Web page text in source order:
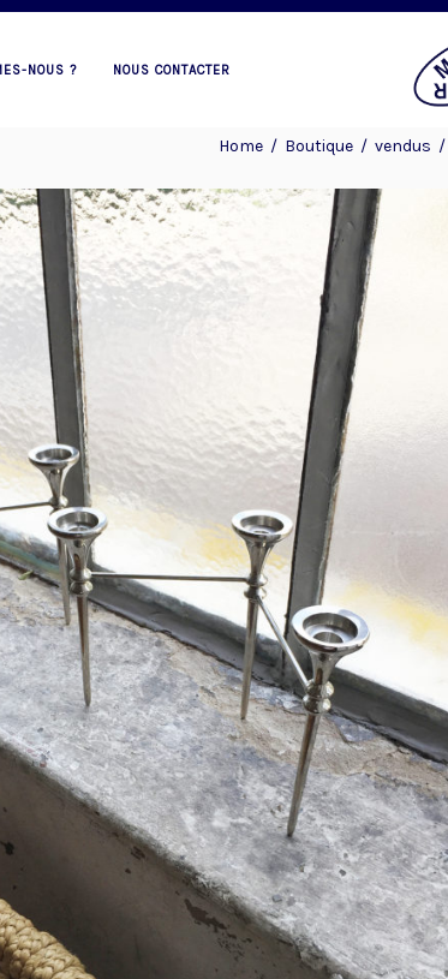
NOUS ? NOUS CONTACTER
Home / Boutique / vendus /